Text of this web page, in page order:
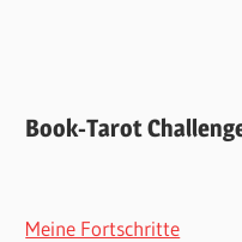
Book-Tarot
Meine Fortschritte